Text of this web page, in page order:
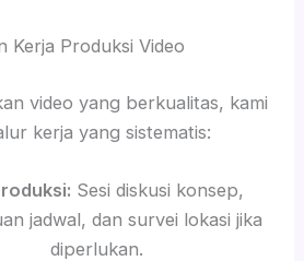
Kerja Produksi Video
video yang berkualitas, kami
kerja yang sistematis:
Sesi diskusi konsep,
jadwal, dan survei lokasi jika
diperlukan.